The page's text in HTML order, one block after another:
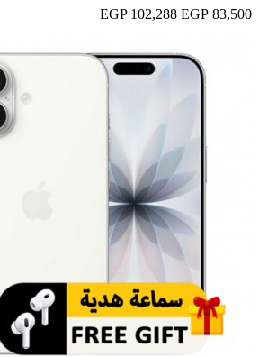
83,500 EGP
102,288 EGP